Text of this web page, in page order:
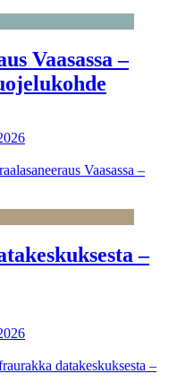
Vaasassa –
Vaasassa –
–
datakeskuksesta –